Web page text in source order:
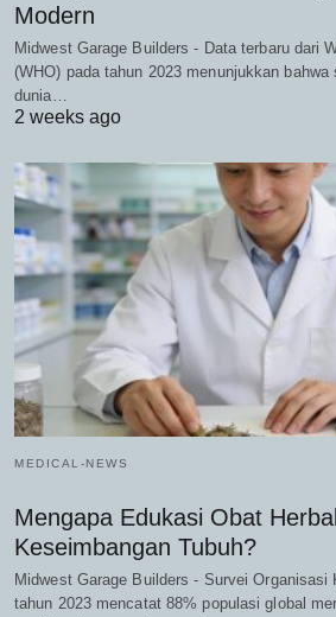
Modern
Midwest Garage Builders - Data terbaru dari
(WHO) pada tahun 2023 menunjukkan
dunia…
2 weeks ago
MEDICAL-NEWS
Mengapa Edukasi Obat
Keseimbangan Tubuh?
Midwest Garage Builders - Survei Organisasi
tahun 2023 mencatat 88% populasi global